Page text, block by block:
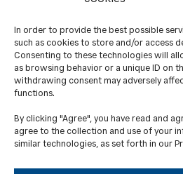
In order to provide the best possible
such as cookies to store and/or access
Consenting to these technologies will
as browsing behavior or a unique ID on
withdrawing consent may adversely
functions.
By clicking "Agree", you have read and
agree to the collection and use of your
similar technologies, as set forth in our
Do You Want to Help
Write
CONTACT